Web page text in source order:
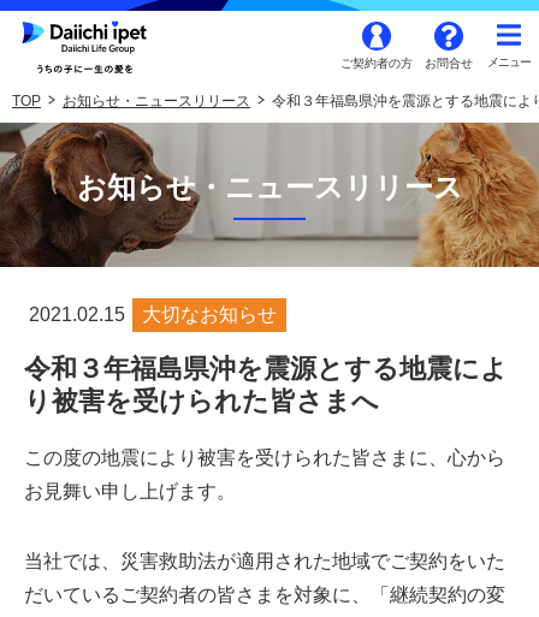
ご契約者の方 お問合せ
TOP お知らせ・ニュースリリース 令和３年福島県沖を震源とする地震によ
お知らせ・ニュースリリース
2021.02.15 大切なお知らせ
令和３年福島県沖を震源とする地震によ
り被害を受けられた皆さまへ
この度の地震により被害を受けられた皆さまに、心から
お見舞い申し上げます。
当社では、災害救助法が適用された地域でご契約をいた
だいているご契約者の皆さまを対象に、「継続契約の変